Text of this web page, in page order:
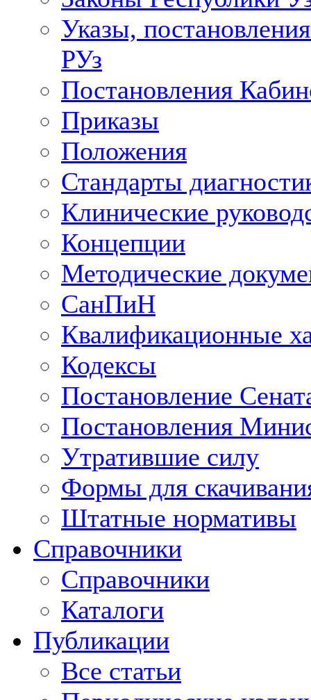
Указы,
РУз
Постановления
Приказы
Положения
Стандарты
Клинические
Концепции
Методические
СанПиН
Квалификационные
Кодексы
Постановление
Постановления
Утратившие силу
Формы для
Штатные нормативы
Справочники
Справочники
Каталоги
Публикации
Все статьи